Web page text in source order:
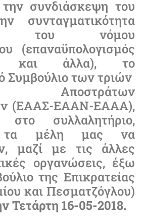
συνδιάσκεψη του
συνταγματικότητα
του νόμου
(επαναϋπολογισμός
και άλλα), το
Συμβούλιο των τριών
Αποστράτων
(ΕΑΑΣ-ΕΑΑΝ-ΕΑΑΑ),
στο συλλαλητήριο,
τα μέλη μας να
μαζί με τις άλλες
οργανώσεις, έξω
της Επικρατείας
και Πεσματζόγλου)
Τετάρτη 16-05-2018.